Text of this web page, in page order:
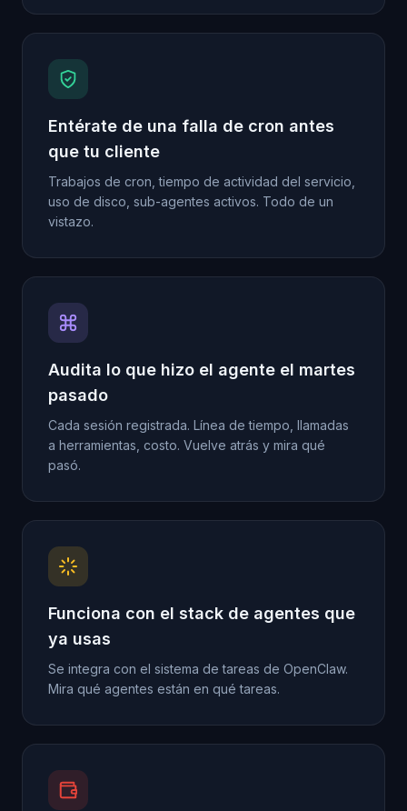
Entérate de una falla de cron antes
que tu cliente
Trabajos de cron, tiempo de actividad del servicio,
uso de disco, sub-agentes activos. Todo de un
vistazo.
Audita lo que hizo el agente el martes
pasado
Cada sesión registrada. Línea de tiempo, llamadas
a herramientas, costo. Vuelve atrás y mira qué
pasó.
Funciona con el stack de agentes que
ya usas
Se integra con el sistema de tareas de OpenClaw.
Mira qué agentes están en qué tareas.